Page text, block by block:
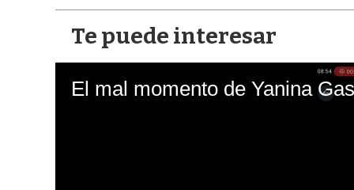
Te puede interesar